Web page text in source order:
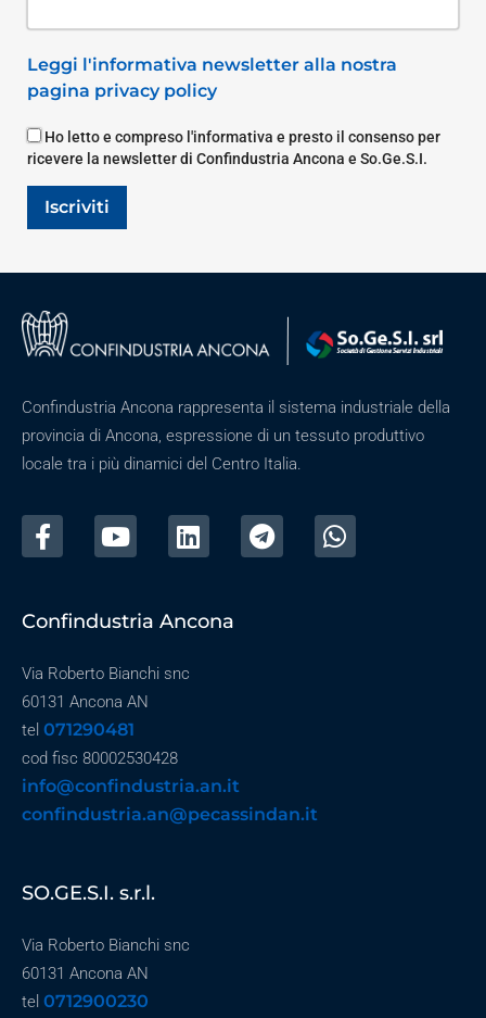
Leggi l'informativa newsletter alla nostra
pagina privacy policy
Ho letto e compreso l'informativa e presto il consenso per
ricevere la newsletter di Confindustria Ancona e So.Ge.S.I.
Iscriviti
Confindustria Ancona rappresenta il sistema industriale della
provincia di Ancona, espressione di un tessuto produttivo
locale tra i più dinamici del Centro Italia.
Confindustria Ancona
Via Roberto Bianchi snc
60131 Ancona AN
tel 071290481
cod fisc 80002530428
info@confindustria.an.it
confindustria.an@pecassindan.it
SO.GE.S.I. s.r.l.
Via Roberto Bianchi snc
60131 Ancona AN
tel 0712900230